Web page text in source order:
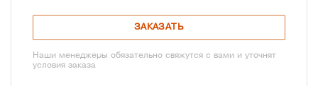
ЗАКАЗАТЬ
Наши менеджеры обязательно свяжутся с вами и уточнят
условия заказа